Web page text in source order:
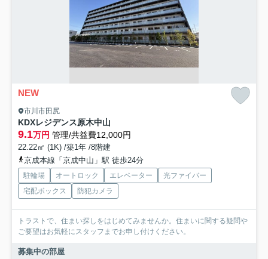
NEW
市川市田尻
KDXレジデンス原木中山
9.1万円 管理/共益費12,000円
22.22㎡ (1K) /築1年 /8階建
京成本線「京成中山」駅 徒歩24分
駐輪場 オートロック エレベーター
光ファイバー
宅配ボックス
防犯カメラ
トラストで、住まい探しをはじめてみませんか。住まいに関する疑問や
ご要望はお気軽にスタッフまでお申し付けください。
募集中の部屋